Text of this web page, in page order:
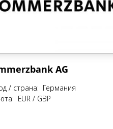
AG
/ страна: Германия
EUR / GBP